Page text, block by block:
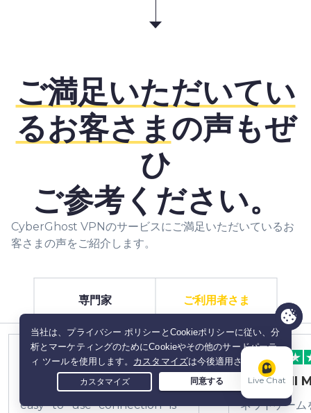
ご満足いただいてい
るお客さまの声もぜ
ひ
ご参考ください。
CyberGhost VPNのサービスにご満足いただいているお
客さまの声をご紹介します。
専門家 ご利用者さま
hiroshi kimura
easy to use connection is
TAKASHI
ネットゲーム
Live Chat